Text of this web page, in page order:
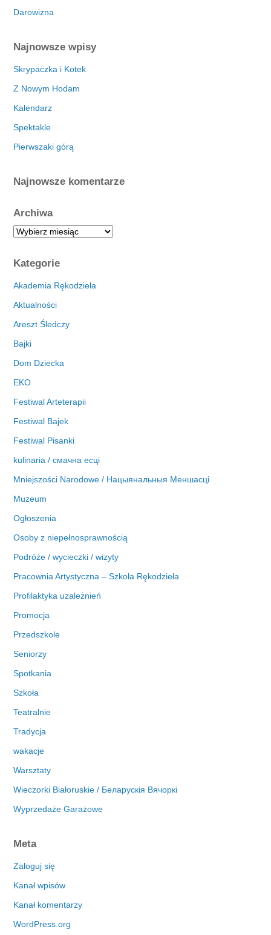
Darowizna
Najnowsze wpisy
Skrypaczka i Kotek
Z Nowym Hodam
Kalendarz
Spektakle
Pierwszaki górą
Najnowsze komentarze
Archiwa
A
h
i
a
Kategorie
Akademia Rękodzieła
Aktualności
Areszt Śledczy
Bajki
Dom Dziecka
EKO
Festiwal Arteterapii
Festiwal Bajek
Festiwal Pisanki
kulinaria / смачна есці
Mniejszości Narodowe / Нацыянальныя Меншасці
Muzeum
Ogłoszenia
Osoby z niepełnosprawnością
Podróże / wycieczki / wizyty
Pracownia Artystyczna – Szkoła Rękodzieła
Profilaktyka uzależnień
Promocja
Przedszkole
Seniorzy
Spotkania
Szkoła
Teatralnie
Tradycja
wakacje
Warsztaty
Wieczorki Białoruskie / Беларускія Вячоркі
Wyprzedaże Garażowe
Meta
Zaloguj się
Kanał wpisów
Kanał komentarzy
WordPress.org